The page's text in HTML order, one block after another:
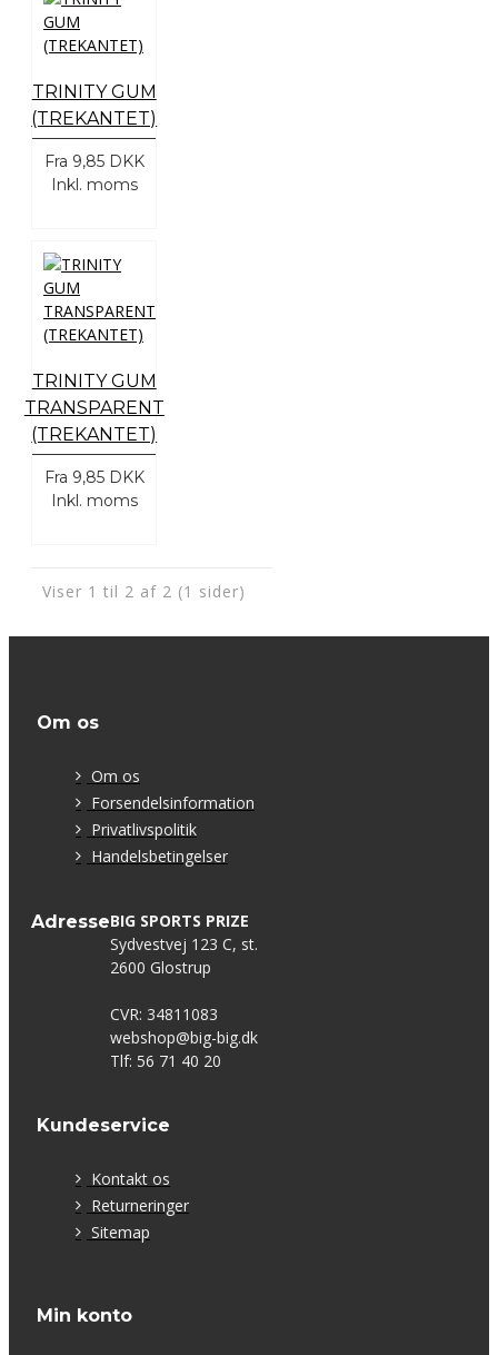
TRINITY GUM
(TREKANTET)
Fra 9,85 DKK
Inkl. moms
TRINITY GUM
TRANSPARENT
(TREKANTET)
Fra 9,85 DKK
Inkl. moms
Viser 1 til 2 af 2 (1 sider)
Om os
Om os
Forsendelsinformation
Privatlivspolitik
Handelsbetingelser
AdresseBIG SPORTS PRIZE
Sydvestvej 123 C, st.
2600 Glostrup
CVR: 34811083
webshop@big-big.dk
Tlf: 56 71 40 20
Kundeservice
Kontakt os
Returneringer
Sitemap
Min konto